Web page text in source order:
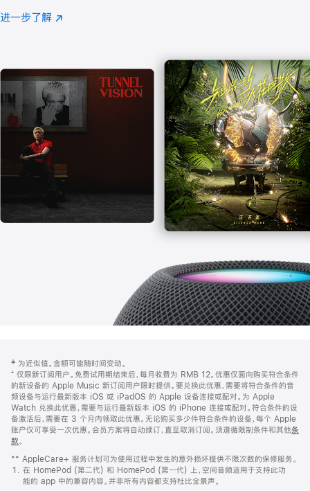
注
进一步了解 Apple
(在
口
中
打
开)
页
页
脚
注
‡ 为近似值。金额可能随时间变动。
⁺ 仅限新订阅用户。免费试用期结束后，每月收费为 RMB 12。优惠仅面向购买符合条件
的新设备的 Apple Music 新订阅用户限时提供。要兑换此优惠，需要将符合条件的音
频设备与运行最新版本 iOS 或 iPadOS 的 Apple 设备连接或配对。为 Apple
Watch 兑换此优惠，需要与运行最新版本 iOS 的 iPhone 连接或配对。符合条件的设
备激活后，需要在 3 个月内领取此优惠。无论购买多少件符合条件的设备，每个 Apple
账户仅可享受一次优惠。会员方案将自动续订，直至取消订阅。须遵循限制条件和其他条
款。
窗
口
中
** AppleCare+ 服务计划可为使用过程中发生的意外损坏提供不限次数的保修服务。
在 HomePod (第二代) 和 HomePod (第一代) 上，空间音频适用于支持此功
能的 app 中的兼容内容。并非所有内容都支持杜比全景声。